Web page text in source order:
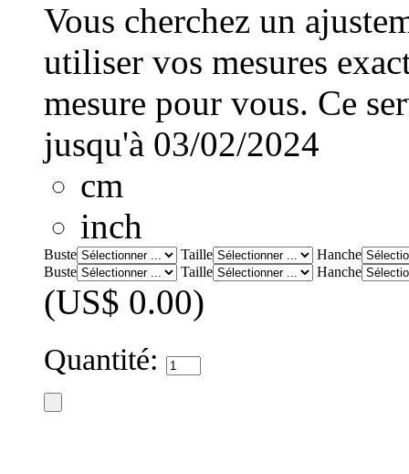
Vous cherchez un
utiliser vos mesures
mesure pour vous. Ce
jusqu'à 03/02/2024
cm
inch
Buste Taille
Hanche
Buste
Taille Hanche
(US$ 0.00)
Quantité: